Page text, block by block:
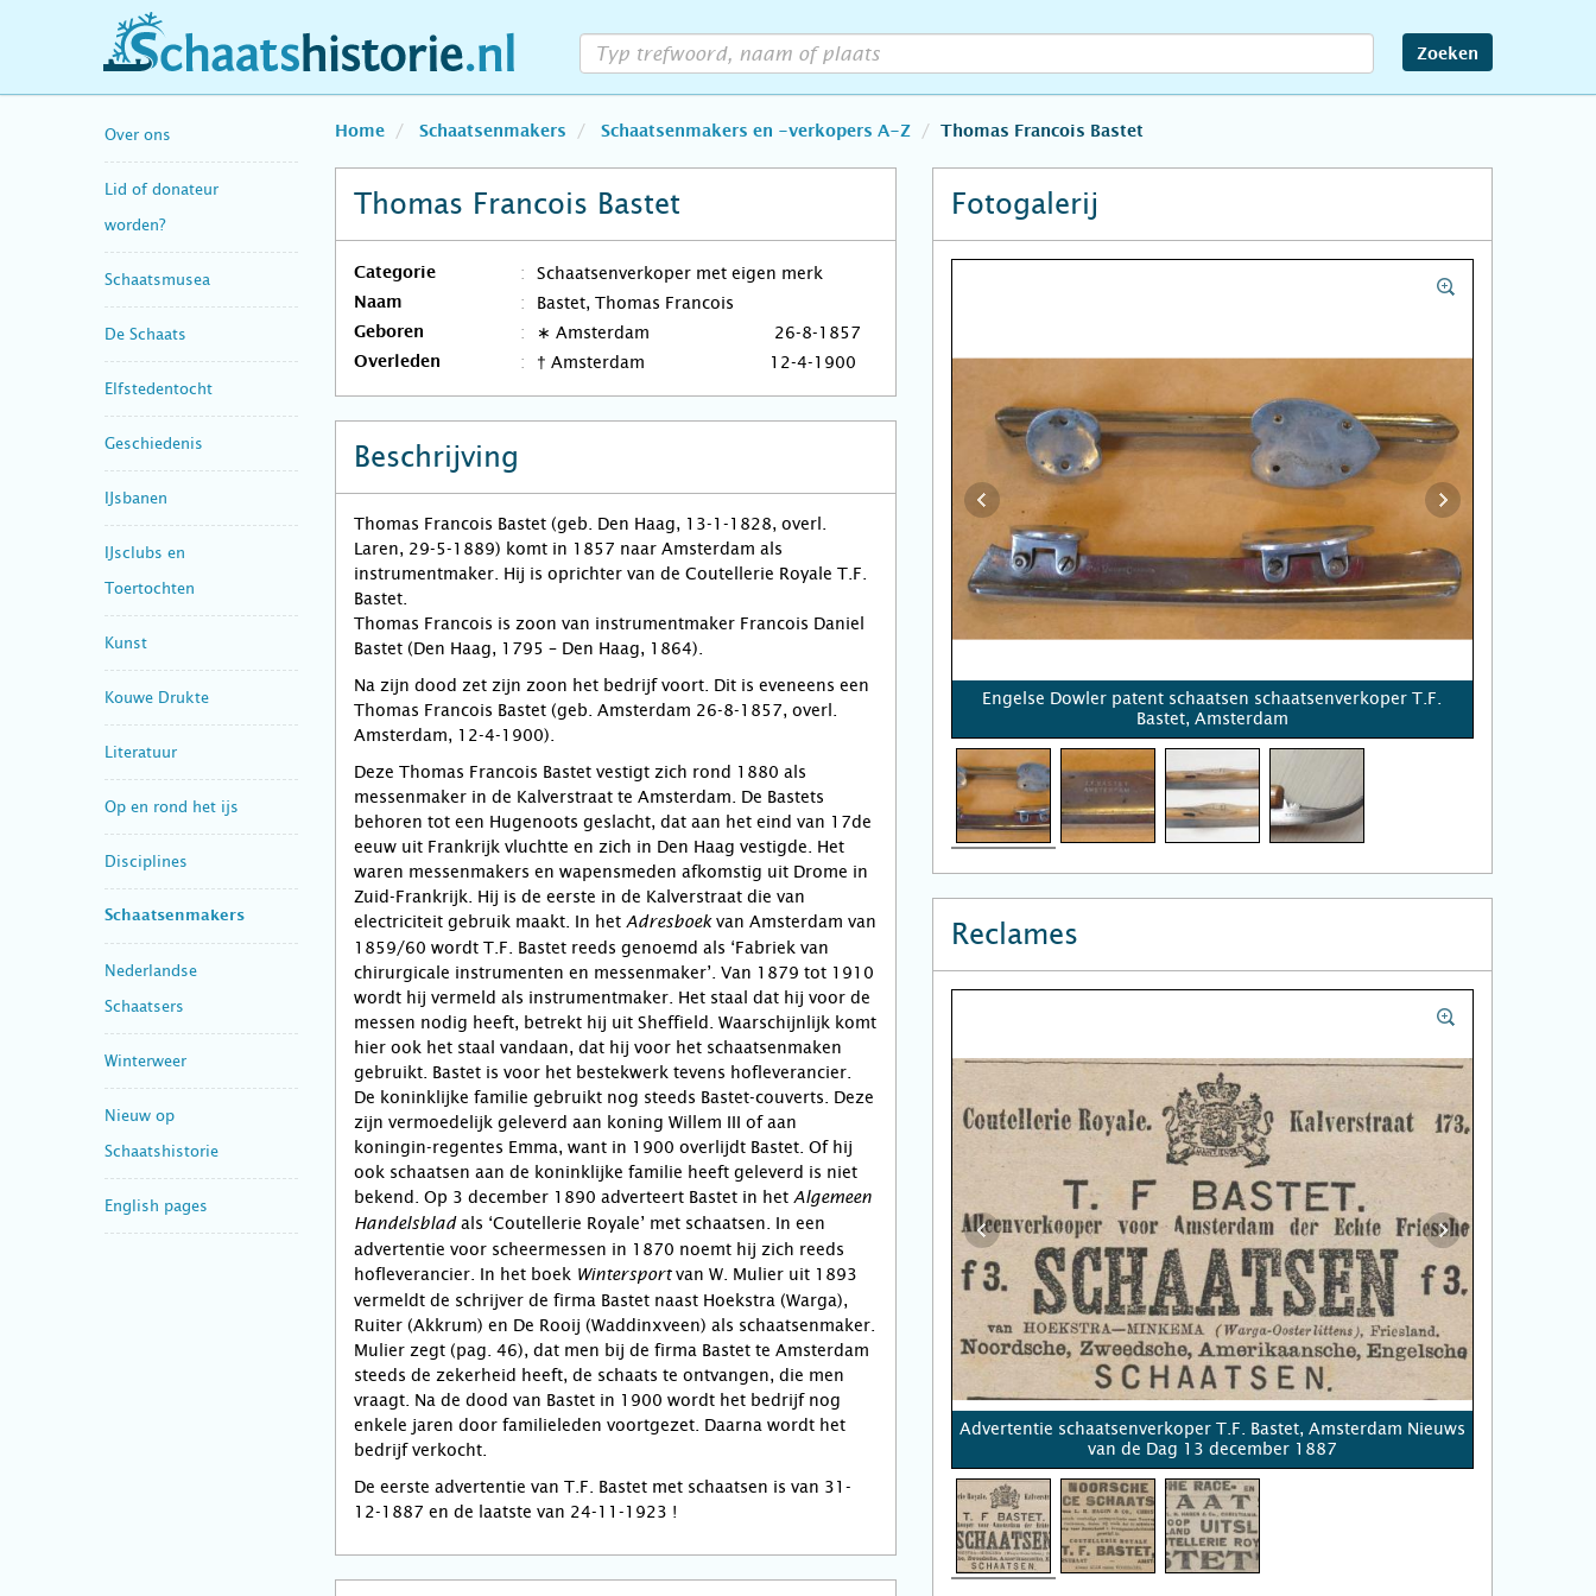
schaatshistorie.nl Zoeken
Over ons
Lid of donateur
worden?
Schaatsmusea
De Schaats
Elfstedentocht
Geschiedenis
IJsbanen
IJsclubs en
Toertochten
Kunst
Kouwe Drukte
Literatuur
Op en rond het ijs
Disciplines
Schaatsenmakers
Nederlandse
Schaatsers
Winterweer
Nieuw op
Schaatshistorie
English pages
Home Schaatsenmakers Schaatsenmakers en -verkopers A-Z Thomas Francois Bastet
Thomas Francois Bastet
Categorie Schaatsenverkoper met eigen merk
Naam Bastet, Thomas Francois
Geboren ∗ Amsterdam 26-8-1857
Overleden † Amsterdam 12-4-1900
Beschrijving
Thomas Francois Bastet (geb. Den Haag, 13-1-1828, overl.
Laren, 29-5-1889) komt in 1857 naar Amsterdam als
instrumentmaker. Hij is oprichter van de Coutellerie Royale T.F.
Bastet.
Thomas Francois is zoon van instrumentmaker Francois Daniel
Bastet (Den Haag, 1795 – Den Haag, 1864).
Na zijn dood zet zijn zoon het bedrijf voort. Dit is eveneens een
Thomas Francois Bastet (geb. Amsterdam 26-8-1857, overl.
Amsterdam, 12-4-1900).
Deze Thomas Francois Bastet vestigt zich rond 1880 als
messenmaker in de Kalverstraat te Amsterdam. De Bastets
behoren tot een Hugenoots geslacht, dat aan het eind van 17de
eeuw uit Frankrijk vluchtte en zich in Den Haag vestigde. Het
waren messenmakers en wapensmeden afkomstig uit Drome in
Zuid-Frankrijk. Hij is de eerste in de Kalverstraat die van
electriciteit gebruik maakt. In het Adresboekvan Amsterdam van
1859/60 wordt T.F. Bastet reeds genoemd als ‘Fabriek van
chirurgicale instrumenten en messenmaker’. Van 1879 tot 1910
wordt hij vermeld als instrumentmaker. Het staal dat hij voor de
messen nodig heeft, betrekt hij uit Sheffield. Waarschijnlijk komt
hier ook het staal vandaan, dat hij voor het schaatsenmaken
gebruikt. Bastet is voor het bestekwerk tevens hofleverancier.
De koninklijke familie gebruikt nog steeds Bastet-couverts. Deze
zijn vermoedelijk geleverd aan koning Willem III of aan
koningin-regentes Emma, want in 1900 overlijdt Bastet. Of hij
ook schaatsen aan de koninklijke familie heeft geleverd is niet
bekend. Op 3 december 1890 adverteert Bastet in het Algemeen
Handelsbladals ‘Coutellerie Royale’ met schaatsen. In een
advertentie voor scheermessen in 1870 noemt hij zich reeds
hofleverancier. In het boek Wintersportvan W. Mulier uit 1893
vermeldt de schrijver de firma Bastet naast Hoekstra (Warga),
Ruiter (Akkrum) en De Rooij (Waddinxveen) als schaatsenmaker.
Mulier zegt (pag. 46), dat men bij de firma Bastet te Amsterdam
steeds de zekerheid heeft, de schaats te ontvangen, die men
vraagt. Na de dood van Bastet in 1900 wordt het bedrijf nog
enkele jaren door familieleden voortgezet. Daarna wordt het
bedrijf verkocht.
De eerste advertentie van T.F. Bastet met schaatsen is van 31-
12-1887 en de laatste van 24-11-1923 !
Fotogalerij
Engelse Dowler patent schaatsen schaatsenverkoper T.F.
Bastet, Amsterdam
Reclames
Advertentie schaatsenverkoper T.F. Bastet, Amsterdam Nieuws
van de Dag 13 december 1887